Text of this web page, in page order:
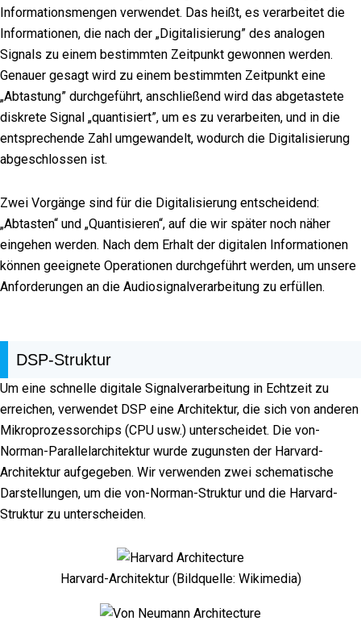
Informationsmengen verwendet. Das heißt, es verarbeitet die
Informationen, die nach der „Digitalisierung” des analogen
Signals zu einem bestimmten Zeitpunkt gewonnen werden.
Genauer gesagt wird zu einem bestimmten Zeitpunkt eine
„Abtastung” durchgeführt, anschließend wird das abgetastete
diskrete Signal „quantisiert”, um es zu verarbeiten, und in die
entsprechende Zahl umgewandelt, wodurch die Digitalisierung
abgeschlossen ist.
Zwei Vorgänge sind für die Digitalisierung entscheidend:
„Abtasten“ und „Quantisieren“, auf die wir später noch näher
eingehen werden. Nach dem Erhalt der digitalen Informationen
können geeignete Operationen durchgeführt werden, um unsere
Anforderungen an die Audiosignalverarbeitung zu erfüllen.
DSP-Struktur
Um eine schnelle digitale Signalverarbeitung in Echtzeit zu
erreichen, verwendet DSP eine Architektur, die sich von anderen
Mikroprozessorchips (CPU usw.) unterscheidet. Die von-
Norman-Parallelarchitektur wurde zugunsten der Harvard-
Architektur aufgegeben. Wir verwenden zwei schematische
Darstellungen, um die von-Norman-Struktur und die Harvard-
Struktur zu unterscheiden.
Harvard-Architektur (Bildquelle: Wikimedia)